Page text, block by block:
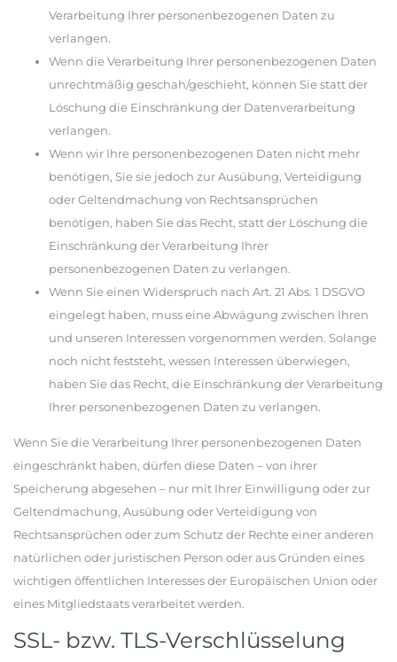
Verarbeitung Ihrer personenbezogenen Daten zu
verlangen.
Wenn die Verarbeitung Ihrer personenbezogenen Daten
unrechtmäßig geschah/geschieht, können Sie statt der
Löschung die Einschränkung der Datenverarbeitung
verlangen.
Wenn wir Ihre personenbezogenen Daten nicht mehr
benötigen, Sie sie jedoch zur Ausübung, Verteidigung
oder Geltendmachung von Rechtsansprüchen
benötigen, haben Sie das Recht, statt der Löschung die
Einschränkung der Verarbeitung Ihrer
personenbezogenen Daten zu verlangen.
Wenn Sie einen Widerspruch nach Art. 21 Abs. 1 DSGVO
eingelegt haben, muss eine Abwägung zwischen Ihren
und unseren Interessen vorgenommen werden. Solange
noch nicht feststeht, wessen Interessen überwiegen,
haben Sie das Recht, die Einschränkung der Verarbeitung
Ihrer personenbezogenen Daten zu verlangen.
Wenn Sie die Verarbeitung Ihrer personenbezogenen Daten
eingeschränkt haben, dürfen diese Daten – von ihrer
Speicherung abgesehen – nur mit Ihrer Einwilligung oder zur
Geltendmachung, Ausübung oder Verteidigung von
Rechtsansprüchen oder zum Schutz der Rechte einer anderen
natürlichen oder juristischen Person oder aus Gründen eines
wichtigen öffentlichen Interesses der Europäischen Union oder
eines Mitgliedstaats verarbeitet werden.
SSL- bzw. TLS-Verschlüsselung